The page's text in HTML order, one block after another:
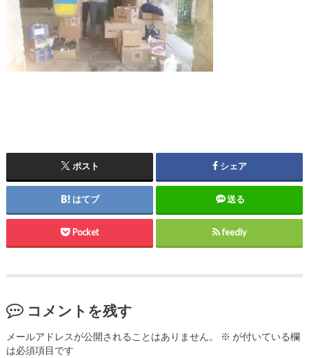
ポスト シェア
はてブ 送る
Pocket feedly
コメントを残す
メールアドレスが公開されることはありません。 ※ が付いている欄
は必須項目です